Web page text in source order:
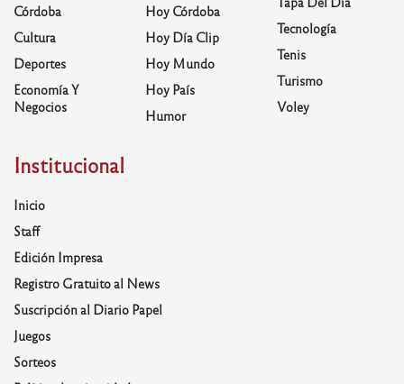
Córdoba
Cultura
Deportes
Economía Y
Negocios
Hoy Córdoba
Hoy Día Clip
Hoy Mundo
Hoy País
Humor
Tecnología
Tenis
Turismo
Voley
Institucional
Inicio
Staff
Edición Impresa
Registro Gratuito al News
Suscripción al Diario Papel
Juegos
Sorteos